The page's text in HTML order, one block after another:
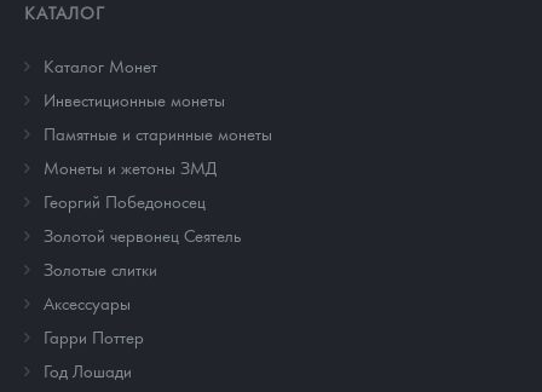
КАТАЛОГ
Каталог Монет
Инвестиционные монеты
Памятные и старинные монеты
Монеты и жетоны ЗМД
Георгий Победоносец
Золотой червонец Сеятель
Золотые слитки
Аксессуары
Гарри Поттер
Год Лошади